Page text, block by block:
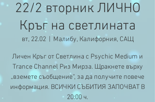
22/2 вторник ЛИЧНО
Кръг на светлината
вт, 22.02
  |
Малибу, Калифорния, САЩ
Личен Кръг от Светлина с Psychic Medium и
Trance Channel Риз Мирза. Щракнете върху
„вземете съобщение“, за да получите повече
информация. ВСИЧКИ СЪБИТИЯ ЗАПОЧВАТ В
20:00 ч.